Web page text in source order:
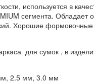
используется в
сегмента.
Хорошие
для сумок , в
2.5 мм, 3.0 мм